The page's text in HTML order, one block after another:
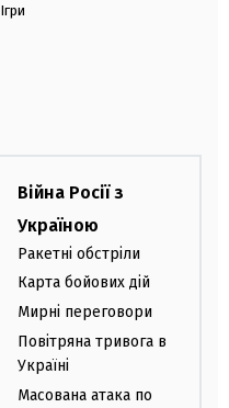
Ігри
Війна Росії з
Україною
Ракетні обстріли
Карта бойових дій
Мирні переговори
Повітряна тривога в
Україні
Масована атака по